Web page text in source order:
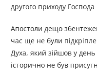
другого приходу
Апостоли дещо
час ще не були
Духа, який зійшов у
історично не був